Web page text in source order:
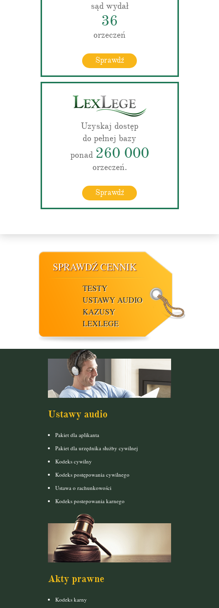
sąd wydał
36
orzeczeń
Sprawdź
Uzyskaj dostęp
do pełnej bazy
ponad 260 000
orzeczeń.
Sprawdź
SPRAWDŹ CENNIK
TESTY
USTAWY AUDIO
KAZUSY
LEXLEGE
Ustawy audio
Pakiet dla aplikanta
Pakiet dla urzędnika służby cywilnej
Kodeks cywilny
Kodeks postępowania cywilnego
Ustawa o rachunkowości
Kodeks postepowania karnego
Akty prawne
Kodeks karny